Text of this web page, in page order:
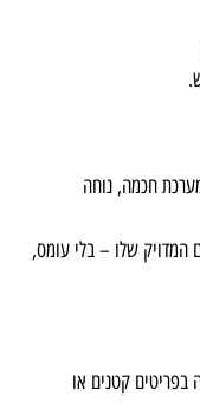
חכמה, נוחה
המדויק שלו – בלי עומס,
קטנים או